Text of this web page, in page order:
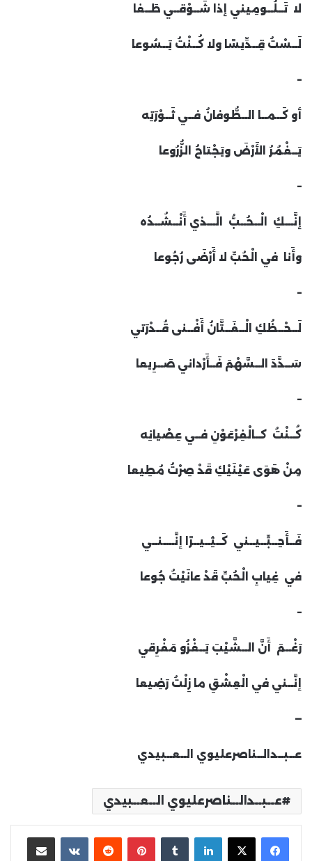
لا تَــلُــومِيني إذا شَــوْقــي طَــغا
لَــسْتُ قِــدِّيسًا ولا كُــنْتُ يَــسُوعا
–
أو كَــمــا الــطُّوفانُ فــي ثَــوْرَتِه
يَــغْمُرُ الأَرْضَ ويَجْتاحُ الزُّرُوعا
–
إنَّـــكِ الْــحُــبُّ الَّـــذي أَنْــشُــدُه
وأَنا في الْحُبِّ لا أَرْضَى رُجُوعا
–
لَــحْــظُكِ الْــفَــتَّانُ أَفْــنى قُــدْرَتي
سَــدَّدَ الــسَّهْمَ فَــأَرْداني صَــرِيعا
–
كُــنْتُ كــالْفِرْعَوْنِ فــي عِصْيانِه
مِنْ هَوَى عَيْنَيْكِ قَدْ صِرْتُ مُطِيعا
–
فَــأَحِــبِّــيــني كَــثِــيــرًا إنَّــــنــي
في غِيابِ الْحُبِّ قَدْ عانَيْتُ جُوعا
–
رَغْــمَ أَنَّ الــشَّيْبَ يَــغْزُو مَفْرِقي
إنَّــني في الْعِشْقِ ما زِلْتُ رَضِيعا
—
عــبــدالــناصرعليوي الــعــبيدي
عــبــدالــناصرعليوي الــعــبيدي
لينكدإن بينتيريست مشاركة عبر البريد